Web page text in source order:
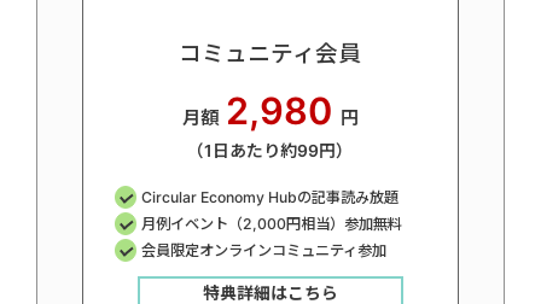
コミュニティ会員
月額 2,980 円
（1日あたり約99円）
Circular Economy Hubの記事読み放題
月例イベント（2,000円相当）参加無料
会員限定オンラインコミュニティ参加
特典詳細はこちら